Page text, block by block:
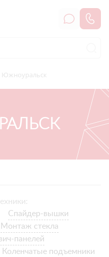
Южноуральск
Спайдер-вышки
Монтаж стекла
панелей
Коленчатые подъемники